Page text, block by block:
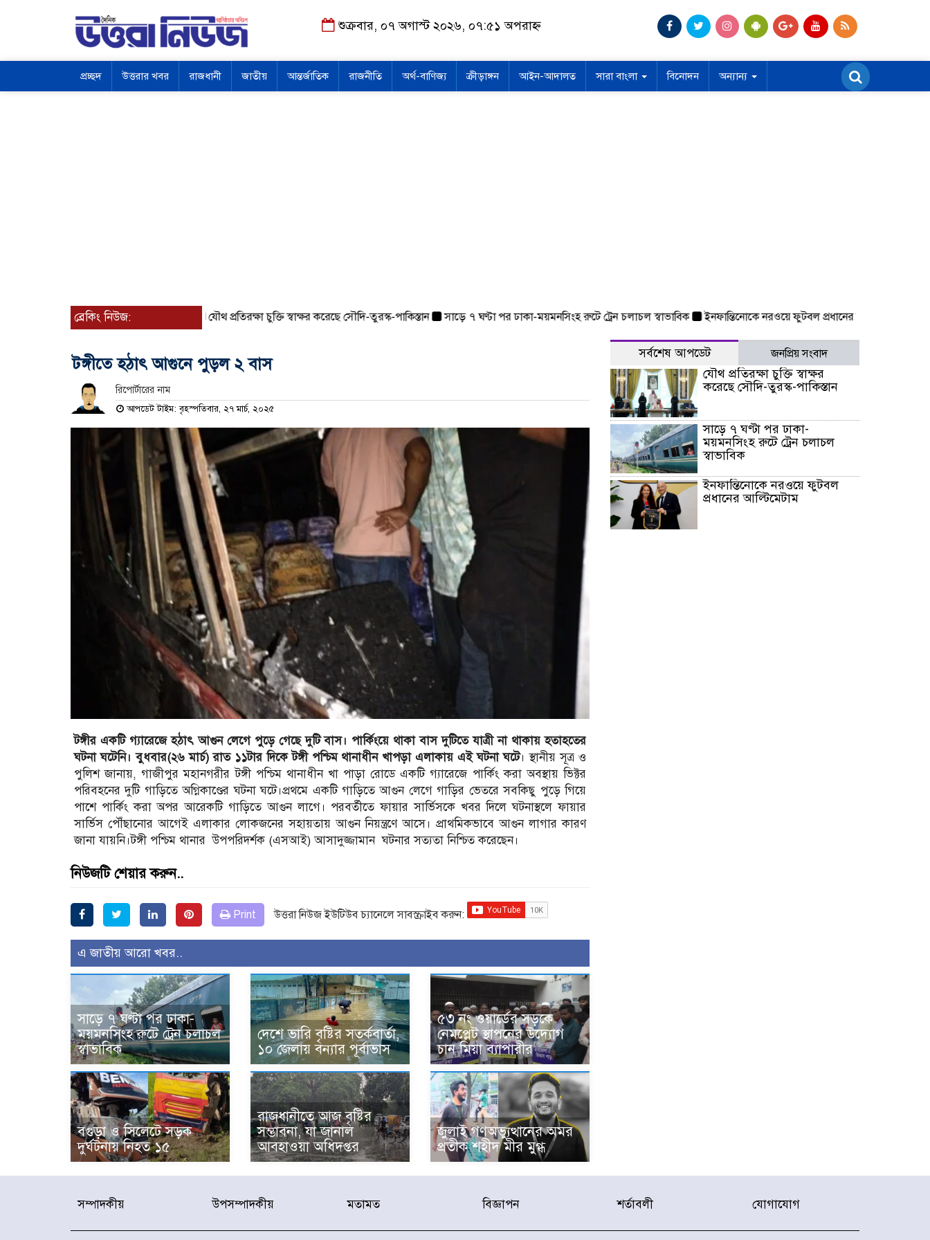
শুক্রবার, ০৭ অগাস্ট ২০২৬, ০৭:৫১ অপরাহ্ন
প্রচ্ছদ উত্তরার খবর রাজধানী জাতীয় আন্তর্জাতিক রাজনীতি অর্থ-বাণিজ্য ক্রীড়াঙ্গন আইন-আদালত সারা বাংলা বিনোদন অন্যান্য
ব্রেকিং নিউজ: যৌথ প্রতিরক্ষা চুক্তি স্বাক্ষর করেছে সৌদি-তুরস্ক-পাকিস্তান সাড়ে ৭ ঘণ্টা পর ঢাকা-ময়মনসিংহ রুটে ট্রেন চলাচল স্বাভাবিক ইনফান্তিনোকে নরওয়ে ফুটবল প্রধানের আল্টিমেটাম
টঙ্গীতে হঠাৎ আগুনে পুড়ল ২ বাস
রিপোর্টারের নাম
আপডেট টাইম: বৃহস্পতিবার, ২৭ মার্চ, ২০২৫
টঙ্গীর একটি গ্যারেজে হঠাৎ আগুন লেগে পুড়ে গেছে দুটি বাস। পার্কিংয়ে থাকা বাস দুটিতে যাত্রী না থাকায় হতাহতের
ঘটনা ঘটেনি। বুধবার(২৬ মার্চ) রাত ১১টার দিকে টঙ্গী পশ্চিম থানাধীন খাপড়া এলাকায় এই ঘটনা ঘটে। স্থানীয় সূত্র ও
পুলিশ জানায়, গাজীপুর মহানগরীর টঙ্গী পশ্চিম থানাধীন খা পাড়া রোডে একটি গ্যারেজে পার্কিং করা অবস্থায় ভিক্টর
পরিবহনের দুটি গাড়িতে অগ্নিকাণ্ডের ঘটনা ঘটে।প্রথমে একটি গাড়িতে আগুন লেগে গাড়ির ভেতরে সবকিছু পুড়ে গিয়ে
পাশে পার্কিং করা অপর আরেকটি গাড়িতে আগুন লাগে। পরবর্তীতে ফায়ার সার্ভিসকে খবর দিলে ঘটনাস্থলে ফায়ার
সার্ভিস পৌঁছানোর আগেই এলাকার লোকজনের সহায়তায় আগুন নিয়ন্ত্রণে আসে। প্রাথমিকভাবে আগুন লাগার কারণ
জানা যায়নি।টঙ্গী পশ্চিম থানার উপপরিদর্শক (এসআই) আসাদুজ্জামান ঘটনার সত্যতা নিশ্চিত করেছেন।
নিউজটি শেয়ার করুন..
Print উত্তরা নিউজ ইউটিউব চ্যানেলে সাবস্ক্রাইব করুন:
এ জাতীয় আরো খবর..
সাড়ে ৭ ঘণ্টা পর ঢাকা-
ময়মনসিংহ রুটে ট্রেন চলাচল
স্বাভাবিক
দেশে ভারি বৃষ্টির সতর্কবার্তা,
১০ জেলায় বন্যার পূর্বাভাস
৫৩ নং ওয়ার্ডের সড়কে
নেমপ্লেট স্থাপনের উদ্যোগ
চান মিয়া ব্যাপারীর
বগুড়া ও সিলেটে সড়ক
দুর্ঘটনায় নিহত ১৫
রাজধানীতে আজ বৃষ্টির
সম্ভাবনা, যা জানাল
আবহাওয়া অধিদপ্তর
জুলাই গণঅভ্যুত্থানের অমর
প্রতীক শহীদ মীর মুগ্ধ
সর্বশেষ আপডেট জনপ্রিয় সংবাদ
যৌথ প্রতিরক্ষা চুক্তি স্বাক্ষর
করেছে সৌদি-তুরস্ক-পাকিস্তান
সাড়ে ৭ ঘণ্টা পর ঢাকা-
ময়মনসিংহ রুটে ট্রেন চলাচল
স্বাভাবিক
ইনফান্তিনোকে নরওয়ে ফুটবল
প্রধানের আল্টিমেটাম
সম্পাদকীয় উপসম্পাদকীয় মতামত বিজ্ঞাপন শর্তাবলী যোগাযোগ